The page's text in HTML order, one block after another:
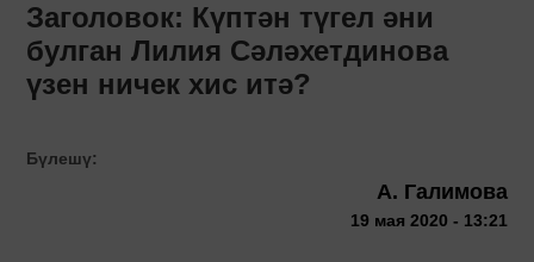
Заголовок: Күптән түгел әни
булган Лилия Сәләхетдинова
үзен ничек хис итә?
Бүлешү:
А. Галимова
19 мая 2020 - 13:21